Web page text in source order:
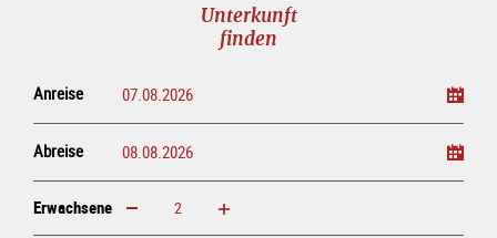
Unterkunft
finden
Anreise
Abreise
Erwachsene erhöhen verringern